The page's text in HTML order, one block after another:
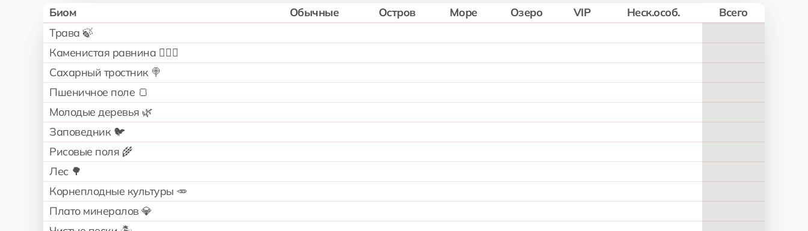
Биом Обычные Остров Море Озеро VIP Неск.особ.
Всего
Трава 🍃
Каменистая равнина 🧗🏻‍♂️
Сахарный тростник 🍭
Пшеничное поле 🍞
Молодые деревья 🌿
Заповедник 🐦
Рисовые поля 🌾
Лес 🌳
Корнеплодные культуры 🥕
Плато минералов 💎